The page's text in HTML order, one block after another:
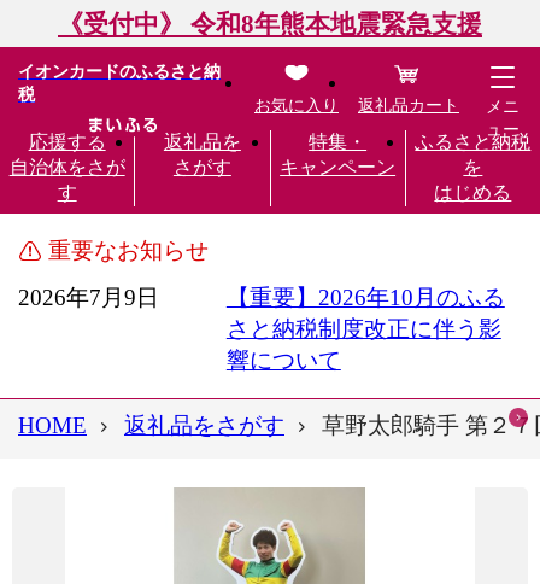
《受付中》 令和8年熊本地震緊急支援
イオンカードのふるさと納
税
応援する
自治体をさが
す
返礼品を
さがす
特集・
キャンペーン
ふるさと納税
を
はじめる
お気に入り 返礼品カート
メニ
ュー
重要なお知らせ
2026年7月9日
【重要】2026年10月のふる
さと納税制度改正に伴う影
響について
HOME 返礼品をさがす 草野太郎騎手 第２